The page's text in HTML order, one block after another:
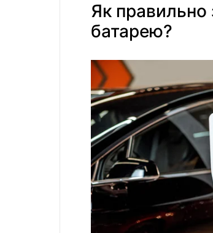
Як правильно
батарею?